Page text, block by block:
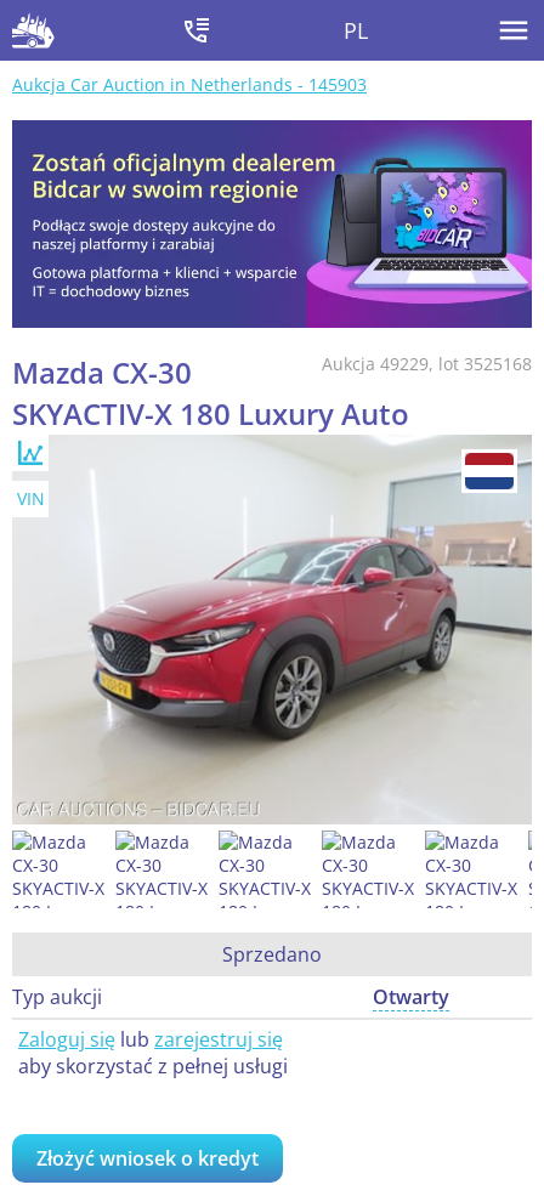
PL
Aukcja Car Auction in Netherlands - 145903
Aukcja 49229, lot 3525168
Mazda CX-30
SKYACTIV-X 180 Luxury Auto
VIN
Sprzedano
Typ aukcji
Otwarty
Zaloguj się lub zarejestruj się
aby skorzystać z pełnej usługi
Złożyć wniosek o kredyt